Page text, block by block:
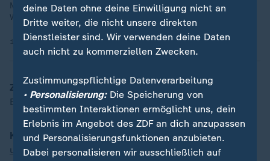
Mit diesen einfachen Tipps und Tricks lässt sich der
Wasserverbrauch im Haus und Garten reduzieren.
19.08.2025 | 3:56 min
ZDFheute: Was können wir tun? Ganz individuell als
Bürger, aber auch Kommunen, die Politik?
Kirschbaum: Grundsätzlich solltemit Wasser sorgsam
umgegangenwerden. Dazu gehört, Waschmaschine
deine Daten ohne deine Einwilligung nicht an
Dritte weiter, die nicht unsere direkten
Dienstleister sind. Wir verwenden deine Daten
auch nicht zu kommerziellen Zwecken.
Zustimmungspflichtige Datenverarbeitung
• Personalisierung:Die Speicherung von
bestimmten Interaktionen ermöglicht uns, dein
Erlebnis im Angebot des ZDF an dich anzupassen
und Personalisierungsfunktionen anzubieten.
Dabei personalisieren wir ausschließlich auf